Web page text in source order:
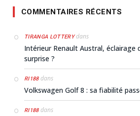
COMMENTAIRES RÉCENTS
TIRANGA LOTTERYdans
Intérieur Renault Austral, éclairage
surprise ?
RI188dans
Volkswagen Golf 8 : sa fiabilité
RI188dans